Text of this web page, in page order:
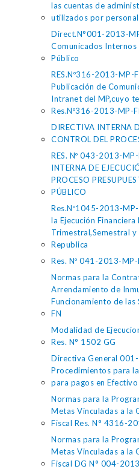
las cuentas de
utilizados por
Direct.N°001-2013-
Comunicados
Público
RES.Nº316-2013-MP-
Publicación de
Intranet del MP,cuyo
Res.Nº316-2013-MP-
DIRECTIVA INTERNA
CONTROL DEL
RES. Nº 043-2013-
INTERNA DE
PROCESO
PÚBLICO
Res.Nº1045-2013-
la Ejecución Financiera
Trimestral,Semestral y
Republica
Res. Nº 041-2013-MP-
Normas para la
Arrendamiento de
Funcionamiento de las
FN
Modalidad de
Res. N° 1502 GG
Directiva General
Procedimientos para
para pagos en Efectivo
Normas para la
Metas Vinculadas a la
Fiscal Res. N° 4316-
Normas para la
Metas Vinculadas a la
Fiscal DG N° 004-2013